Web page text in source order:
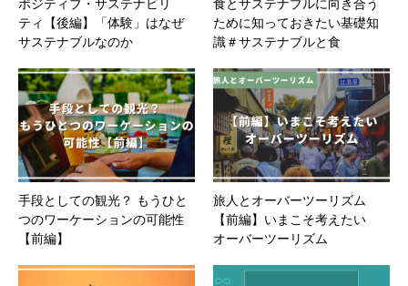
ポジティブ・サステナビリ
ティ【後編】「体験」はなぜ
サステナブルなのか
食とサステナブルに向き合う
ために知っておきたい基礎知
識＃サステナブルと食
手段としての観光？ もうひと
つのワーケーションの可能性
【前編】
旅人とオーバーツーリズム
【前編】いまこそ考えたい
オーバーツーリズム